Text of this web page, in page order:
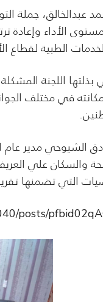
عبدالخالق، جملة
الأداء وإعادة
الطبية لقطاع
بذلتها اللجنة
في مختلف
الشيوحي مدير عام
والسكان علي
التي تضمنها
posts/